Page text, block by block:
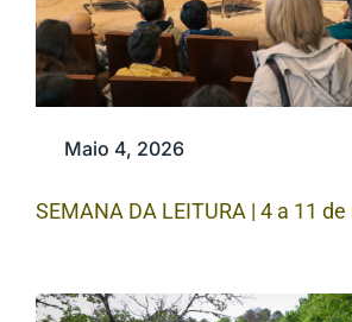
Maio 4, 2026
SEMANA DA LEITURA | 4 a 11